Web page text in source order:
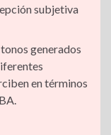
subjetiva
generados
en términos